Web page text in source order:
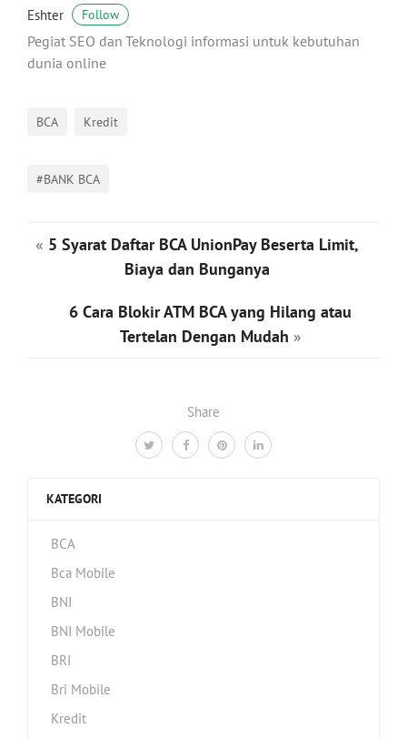
Share
Eshter Follow
Pegiat SEO dan Teknologi informasi untuk kebutuhan
dunia online
BCA Kredit
#BANK BCA
« 5 Syarat Daftar BCA UnionPay Beserta Limit,
Biaya dan Bunganya
6 Cara Blokir ATM BCA yang Hilang atau
Tertelan Dengan Mudah »
KATEGORI
BCA
Bca Mobile
BNI
BNI Mobile
BRI
Bri Mobile
Kredit